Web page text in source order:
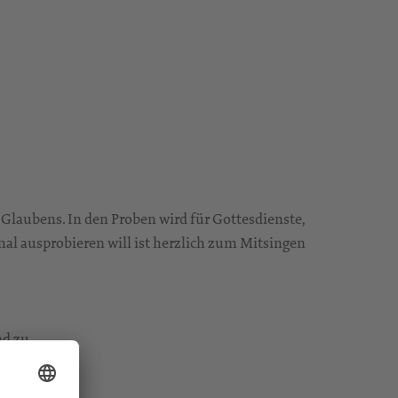
In den Proben wird für Gottesdienste,
ausprobieren will ist herzlich zum Mitsingen
zu